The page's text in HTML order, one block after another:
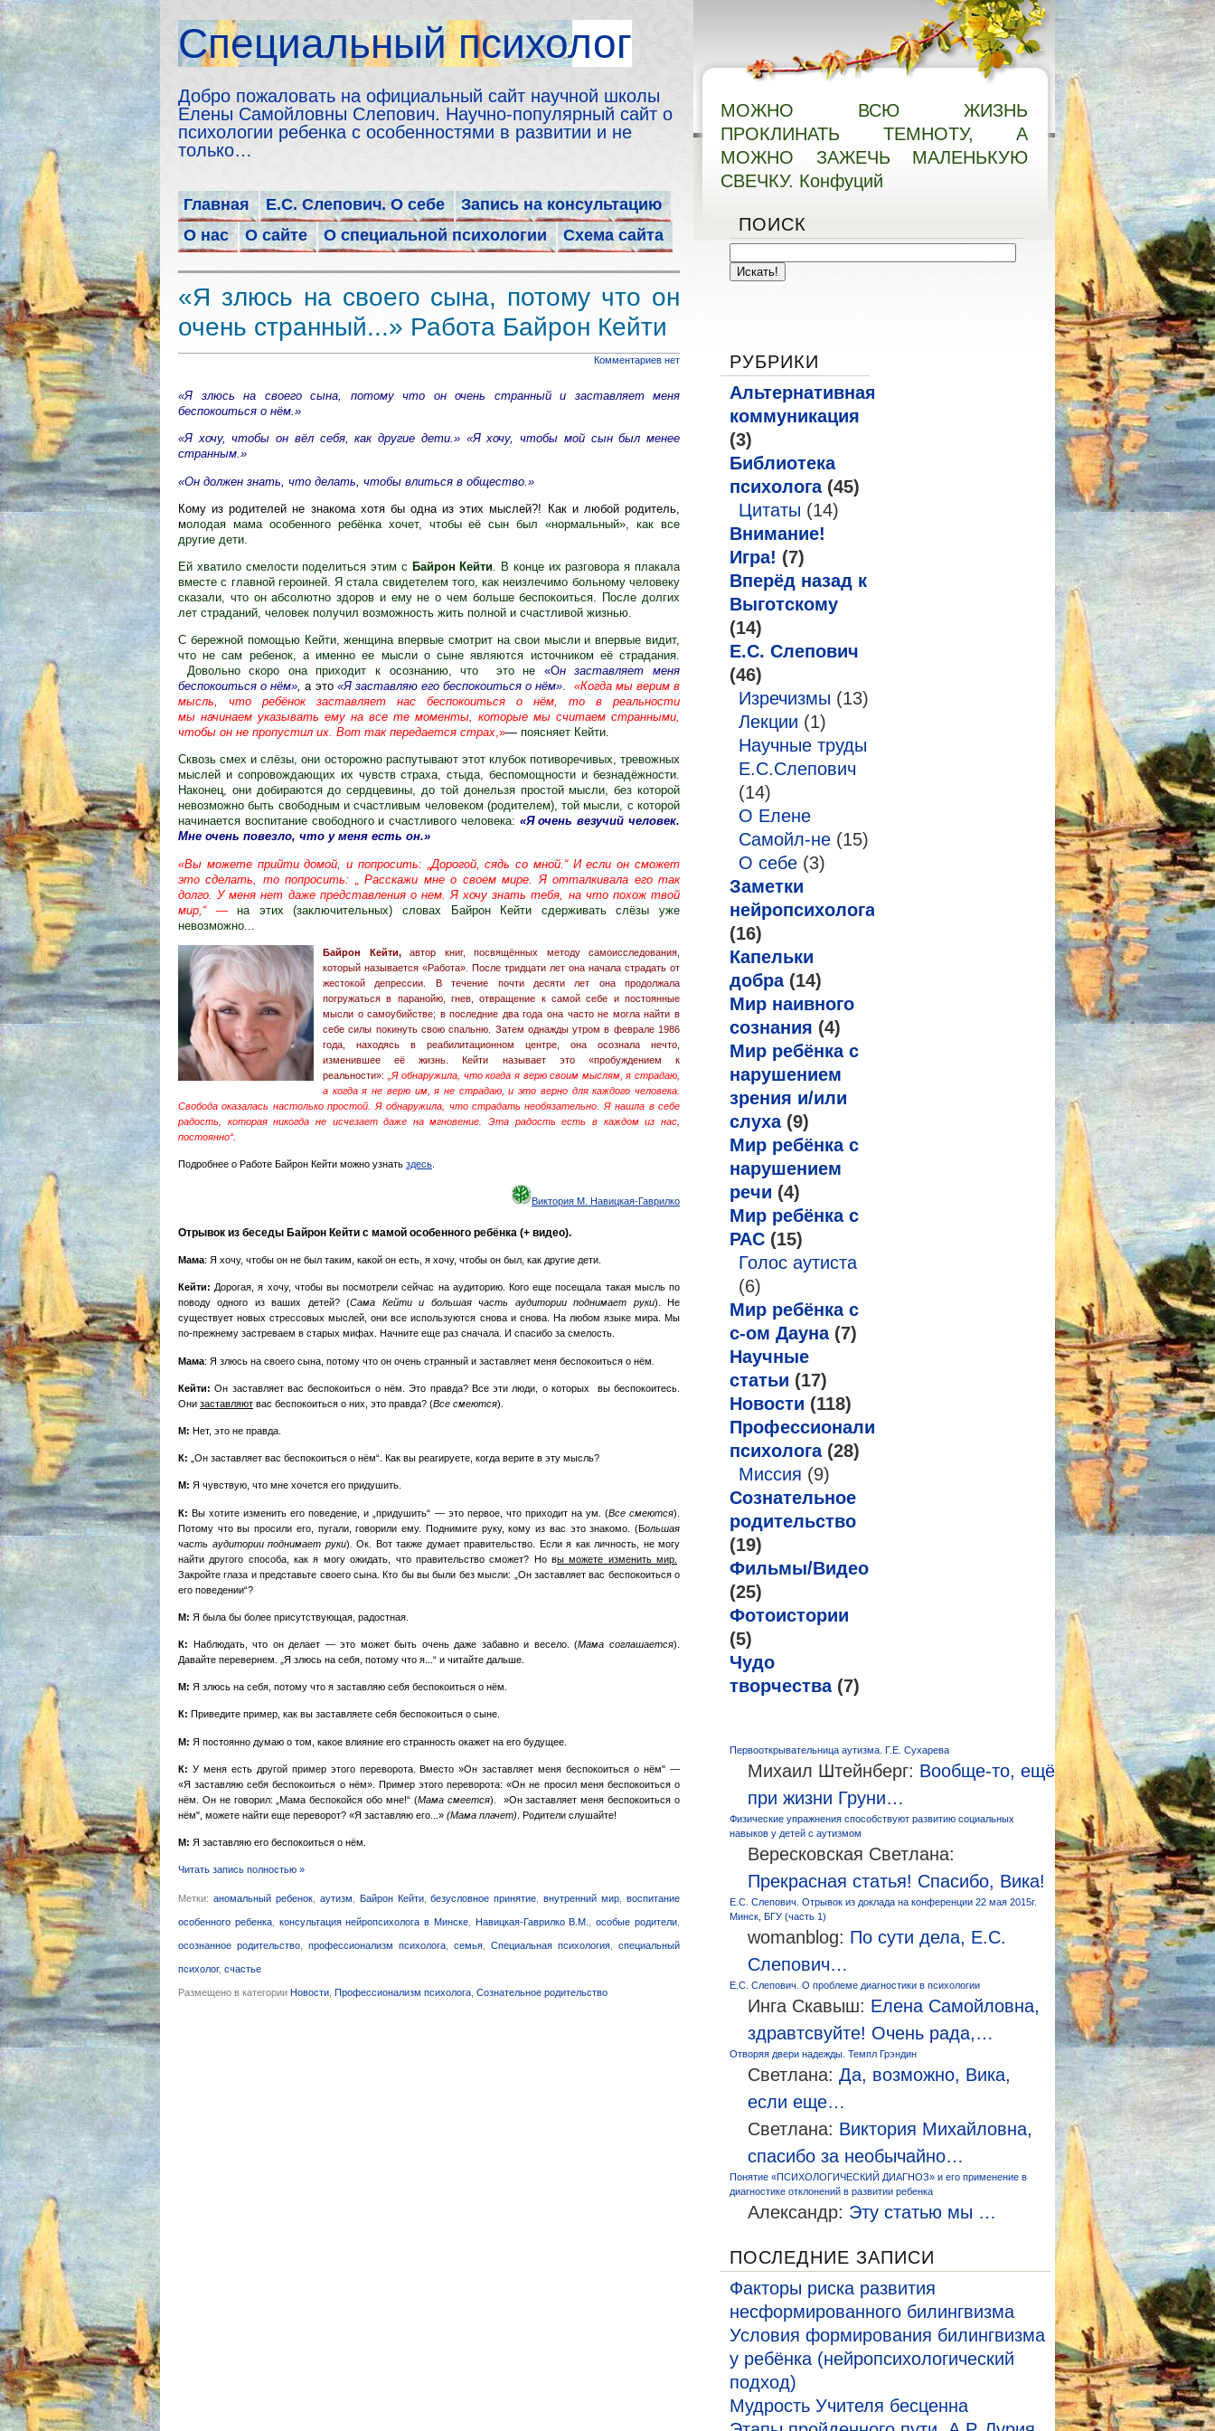
Cпециальный психолог
Добро пожаловать на официальный сайт научной школы
Елены Самойловны Слепович. Научно-популярный сайт о
психологии ребенка с особенностями в развитии и не
только…
Главная Е.С. Слепович. О себе
Запись на консультацию
О нас
О сайте О специальной психологии Схема сайта
«Я злюсь на своего сына, потому что он
очень странный...» Работа Байрон Кейти
Комментариев нет
«Я злюсь на своего сына, потому что он очень странный и заставляет меня
беспокоиться о нём.»
«Я хочу, чтобы он вёл себя, как другие дети.» «Я хочу, чтобы мой сын был менее
странным.»
«Он должен знать, что делать, чтобы влиться в общество.»
Кому из родителей не знакома хотя бы одна из этих мыслей?! Как и любой родитель,
молодая мама особенного ребёнка хочет, чтобы её сын был «нормальный», как все
другие дети.
Ей хватило смелости поделиться этим с Байрон Кейти . В конце их разговора я плакала
вместе с главной героиней. Я стала свидетелем того, как неизлечимо больному человеку
сказали, что он абсолютно здоров и ему не о чем больше беспокоиться. После долгих
лет страданий, человек получил возможность жить полной и счастливой жизнью.
С бережной помощью Кейти, женщина впервые смотрит на свои мысли и впервые видит,
что не сам ребенок, а именно ее мысли о сыне являются источником её страдания.
Довольно скоро она приходит к осознанию, что это не
«Он заставляет меня
беспокоиться о нём»,а это«Я заставляю его беспокоиться о нём».
«Когда мы верим в
мысль, что ребёнок заставляет нас беспокоиться о нём, то в реальности
мы начинаем указывать ему на все те моменты, которые мы считаем странными,
чтобы он не пропустил их. Вот так передается страх,»— поясняет Кейти.
Сквозь смех и слёзы, они осторожно распутывают этот клубок потиворечивых, тревожных
мыслей и сопровождающих их чувств страха, стыда, беспомощности и безнадёжности.
Наконец, они добираются до сердцевины, до той донельзя простой мысли, без которой
невозможно быть свободным и счастливым человеком (родителем), той мысли, с которой
начинается воспитание свободного и счастливого человека: «Я очень везучий человек.
Мне очень повезло, что у меня есть он.»
«Вы можете прийти домой, и попросить: „Дорогой, сядь со мной.“ И если он сможет
это сделать, то попросить: „ Расскажи мне о своем мире. Я отталкивала его так
долго. У меня нет даже представления о нем. Я хочу знать тебя, на что похож твой
мир,“ —на этих (заключительных) словах Байрон Кейти сдерживать слёзы уже
невозможно...
Байрон Кейти,автор книг, посвящённых методу самоисследования,
который называется «Работа». После тридцати лет она начала страдать от
жестокой депрессии. В течение почти десяти лет она продолжала
погружаться в паранойю, гнев, отвращение к самой себе и постоянные
мысли о самоубийстве; в последние два года она часто не могла найти в
себе силы покинуть свою спальню. Затем однажды утром в феврале 1986
года, находясь в реабилитационном центре, она осознала нечто,
изменившее её жизнь. Кейти называет это «пробуждением к
реальности»:
„Я обнаружила, что когда я верю своим мыслям, я страдаю,
а когда я не верю им, я не страдаю, и это верно для каждого человека.
Свобода оказалась настолько простой. Я обнаружила, что страдать необязательно. Я нашла в себе
радость, которая никогда не исчезает даже на мгновение. Эта радость есть в каждом из нас,
постоянно“
Подробнее о Работе Байрон Кейти можно узнать здесь
Виктория М. Навицкая-Гаврилко
Отрывок из беседы Байрон Кейти с мамой особенного ребёнка (+ видео).
Мама: Я хочу, чтобы он не был таким, какой он есть, я хочу, чтобы он был, как другие дети.
Кейти: Дорогая, я хочу, чтобы вы посмотрели сейчас на аудиторию. Кого еще посещала такая мысль по
поводу одного из ваших детей? (Сама Кейти и большая часть аудитории поднимает руки). Не
cуществует новых стрессовых мыслей, они все используются снова и снова. На любом языке мира. Мы
по-прежнему застреваем в старых мифах. Начните еще раз сначала. И спасибо за смелость.
Мама: Я злюсь на своего сына, потому что он очень странный и заставляет меня беспокоиться о нём
Кейти:Он заставляет вас беспокоиться о нём. Это правда? Все эти люди, о которых вы беспокоитесь.
Они заставляют вас беспокоиться о них, это правда? (Все смеются).
М: Нет, это не правда.
К: „Он заставляет вас беспокоиться о нём“. Как вы реагируете, когда верите в эту мысль?
М: Я чувствую, что мне хочется его придушить.
К: Вы хотите изменить его поведение, и „придушить“ — это первое, что приходит на ум. (Все смеются).
Потому что вы просили его, пугали, говорили ему. Поднимите руку, кому из вас это знакомо. (Большая
часть аудитории поднимает руки)
Ок. Вот также думает правительство. Если я как личность, не могу
найти другого способа, как я могу ожидать, что правительство сможет? Но вы можете изменить мир.
Закройте глаза и представьте своего сына. Кто бы вы были без мысли: „Он заставляет вас беспокоиться о
его поведении“?
М: Я была бы более присутствующая, радостная.
К: Наблюдать, что он делает — это может быть очень даже забавно и весело. (Мама соглашается).
Давайте перевернем. „Я злюсь на себя, потому что я...“ и читайте дальше.
М: Я злюсь на себя, потому что я заставляю себя беспокоиться о нём.
К: Приведите пример, как вы заставляете себя беспокоиться о сыне.
М: Я постоянно думаю о том, какое влияние его странность окажет на его будущее.
К: У меня есть другой пример этого переворота. Вместо »Он заставляет меня беспокоиться о нём" —
«Я заставляю себя беспокоиться о нём». Пример этого переворота: «Он не просил меня беспокоиться о
нём. Он не говорил: „Мама беспокойся обо мне!“ (Мама смеется). »Он заставляет меня беспокоиться о
нём", можете найти еще переворот? «Я заставляю его...» (Мама плачет) . Родители слушайте!
М: Я заставляю его беспокоиться о нём.
Читать запись полностью »
Метки: аномальный ребенок, аутизм Байрон Кейти,безусловное принятие ,внутренний мир ,воспитание
особенного ребенка, консультация нейропсихолога в Минске, Навицкая-Гаврилко В.М. ,особые родители
осознанное родительство профессионализм психолога семья Специальная психология специальный
психолог, счастье
Размещено в категории Новости Профессионализм психолога Сознательное родительство
МОЖНО ВСЮ ЖИЗНЬ
ПРОКЛИНАТЬ ТЕМНОТУ, А
МОЖНО ЗАЖЕЧЬ МАЛЕНЬКУЮ
СВЕЧКУ. Конфуций
ПОИСК
РУБРИКИ
Альтернативная
коммуникация
(3)
Библиотека
психолога(45)
Цитаты (14)
Внимание!
Игра! (7)
Вперёд назад к
Выготскому
(14)
Е.С. Слепович
(46)
Изречизмы (13)
Лекции (1)
Научные труды
Е.С.Слепович
(14)
О Елене
Самойл-не (15)
О себе (3)
Заметки
нейропсихолога
(16)
Капельки
добра(14)
Мир наивного
сознания (4)
Мир ребёнка с
нарушением
зрения и/или
слуха(9)
Мир ребёнка с
нарушением
речи (4)
Мир ребёнка с
РАС (15)
Голос аутиста
(6)
Мир ребёнка с
с-ом Дауна(7)
Научные
статьи (17)
Новости (118)
Профессионализм
психолога(28)
Миссия (9)
Сознательное
родительство
(19)
Фильмы/Видео
(25)
Фотоистории
(5)
Чудо
творчества(7)
Первооткрывательница аутизма. Г.Е. Сухарева
Михаил Штейнберг: Вообще-то, ещё
при жизни Груни…
Физические упражнения способствуют развитию социальных
навыков у детей с аутизмом
Вересковская Светлана:
Прекрасная статья! Спасибо, Вика!
Е.С. Слепович. Отрывок из доклада на конференции 22 мая 2015г.
Минск, БГУ (часть 1)
womanblog: По сути дела, Е.С.
Слепович…
Е.С. Слепович. О проблеме диагностики в психологии
Инга Скавыш: Елена Самойловна,
здравтсвуйте! Очень рада,…
Отворяя двери надежды. Темпл Грэндин
Светлана: Да, возможно, Вика,
если еще…
Светлана: Виктория Михайловна,
спасибо за необычайно…
Понятие «ПСИХОЛОГИЧЕСКИЙ ДИАГНОЗ» и его применение в
диагностике отклонений в развитии ребенка
Александр: Эту статью мы …
ПОСЛЕДНИЕ ЗАПИСИ
Факторы риска развития
несформированного билингвизма
Условия формирования билингвизма
у ребёнка (нейропсихологический
подход)
Мудрость Учителя бесценна